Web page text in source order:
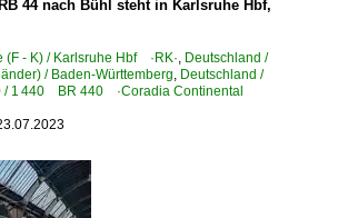
44 nach Bühl steht in Karlsruhe Hbf,
(F - K) / Karlsruhe Hbf ·RK·, Deutschland /
/ Baden-Württemberg, Deutschland /
/ 1 440 BR 440 ·Coradia Continental